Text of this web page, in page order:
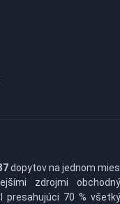
dopytov na jednom
zdrojmi
70 %